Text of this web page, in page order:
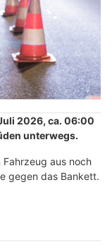
2026, ca. 06:00
unterwegs.
Fahrzeug aus noch
gegen das Bankett.